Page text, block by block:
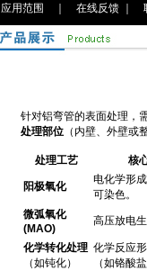
应用范围 在线反馈｜
针对铝弯管的表面处理，
处理部位 （内壁、外壁或
处理工艺 核
阳极氧化
电化学形
可染色。
微弧氧化
(MAO)
高压放电
化学转化处理
（如钝化）
化学反应
（如铬酸